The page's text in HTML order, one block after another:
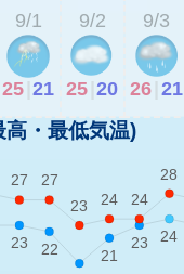
9/1
25 21
9/2
25 20
9/3
26 21
・最低気温)